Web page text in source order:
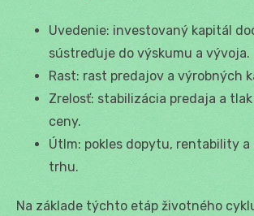
Uvedenie: investovaný kapitál
sústreďuje do výskumu a vývoja.
Rast: rast predajov a výrobných
Zrelosť: stabilizácia predaja a
ceny.
Útlm: pokles dopytu, rentability
trhu.
Na základe týchto etáp životného